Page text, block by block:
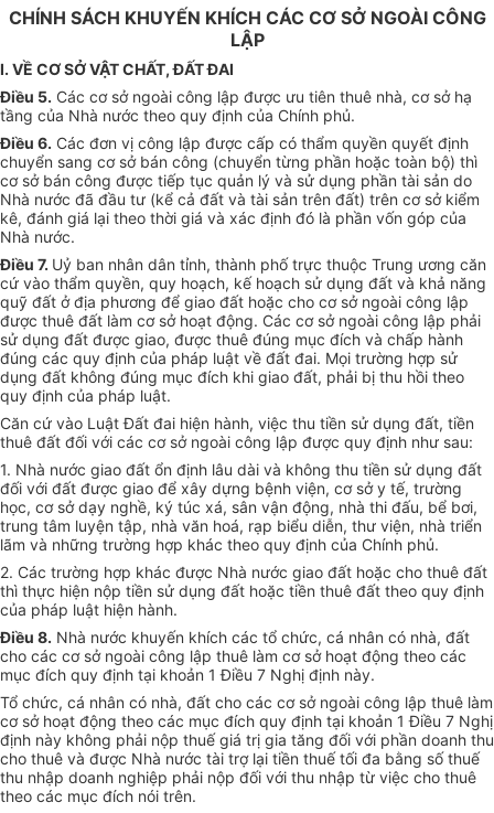
CHÍNH SÁCH KHUYẾN KHÍCH CÁC CƠ SỞ NGOÀI CÔNG
LẬP
I. VỀ CƠ SỞ VẬT CHẤT, ĐẤT ĐAI
Điều 5. Các cơ sở ngoài công lập được ưu tiên thuê nhà, cơ sở hạ
tầng của Nhà nước theo quy định của Chính phủ.
Điều 6. Các đơn vị công lập được cấp có thẩm quyền quyết định
chuyển sang cơ sở bán công (chuyển từng phần hoặc toàn bộ) thì
cơ sở bán công được tiếp tục quản lý và sử dụng phần tài sản do
Nhà nước đã đầu tư (kể cả đất và tài sản trên đất) trên cơ sở kiểm
kê, đánh giá lại theo thời giá và xác định đó là phần vốn góp của
Nhà nước.
Điều 7. Uỷ ban nhân dân tỉnh, thành phố trực thuộc Trung ương căn
cứ vào thẩm quyền, quy hoạch, kế hoạch sử dụng đất và khả năng
quỹ đất ở địa phương để giao đất hoặc cho cơ sở ngoài công lập
được thuê đất làm cơ sở hoạt động. Các cơ sở ngoài công lập phải
sử dụng đất được giao, được thuê đúng mục đích và chấp hành
đúng các quy định của pháp luật về đất đai. Mọi trường hợp sử
dụng đất không đúng mục đích khi giao đất, phải bị thu hồi theo
quy định của pháp luật.
Căn cứ vào Luật Đất đai hiện hành, việc thu tiền sử dụng đất, tiền
thuê đất đối với các cơ sở ngoài công lập được quy định như sau:
1. Nhà nước giao đất ổn định lâu dài và không thu tiền sử dụng đất
đối với đất được giao để xây dựng bệnh viện, cơ sở y tế, trường
học, cơ sở dạy nghề, ký túc xá, sân vận động, nhà thi đấu, bể bơi,
trung tâm luyện tập, nhà văn hoá, rạp biểu diễn, thư viện, nhà triển
lãm và những trường hợp khác theo quy định của Chính phủ.
2. Các trường hợp khác được Nhà nước giao đất hoặc cho thuê đất
thì thực hiện nộp tiền sử dụng đất hoặc tiền thuê đất theo quy định
của pháp luật hiện hành.
Điều 8. Nhà nước khuyến khích các tổ chức, cá nhân có nhà, đất
cho các cơ sở ngoài công lập thuê làm cơ sở hoạt động theo các
mục đích quy định tại khoản 1 Điều 7 Nghị định này.
Tổ chức, cá nhân có nhà, đất cho các cơ sở ngoài công lập thuê làm
cơ sở hoạt động theo các mục đích quy định tại khoản 1 Điều 7 Nghị
định này không phải nộp thuế giá trị gia tăng đối với phần doanh thu
cho thuê và được Nhà nước tài trợ lại tiền thuế tối đa bằng số thuế
thu nhập doanh nghiệp phải nộp đối với thu nhập từ việc cho thuê
theo các mục đích nói trên.